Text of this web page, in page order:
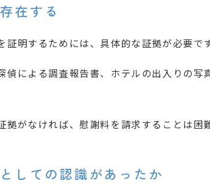
在する
証明するためには、具体的な証拠が必要です
偵による調査報告書、ホテルの出入りの
拠がなければ、慰謝料を請求することは困
しての認識があったか